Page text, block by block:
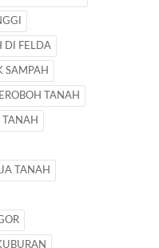
DI FELDA
SAMPAH
TANAH
TANAH
TANAH